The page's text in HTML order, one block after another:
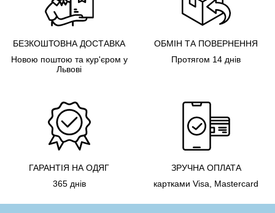
БЕЗКОШТОВНА ДОСТАВКА
Новою поштою та кур'єром у
Львові
ОБМІН ТА ПОВЕРНЕННЯ
Протягом 14 днів
ГАРАНТІЯ НА ОДЯГ
365 днів
ЗРУЧНА ОПЛАТА
картками Visa, Mastercard